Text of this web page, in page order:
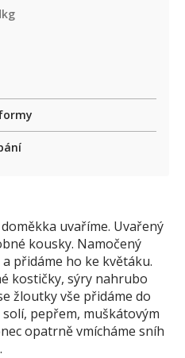
uvaříme. Uvařený
kousky. Namočený
přidáme ho ke květáku.
kostičky, sýry nahrubo
žloutky vše přidáme do
pepřem, muškátovým
opatrně vmícháme sníh